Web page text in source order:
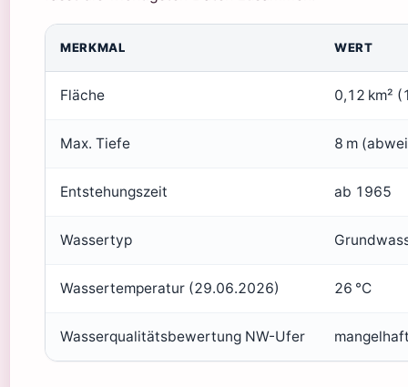
MERKMAL WERT
Fläche 0,12 km²
Max. Tiefe 8 m
Entstehungszeit ab 1965
Wassertyp
Wassertemperatur (29.06.2026) 26 °C
Wasserqualitätsbewertung NW-Ufer